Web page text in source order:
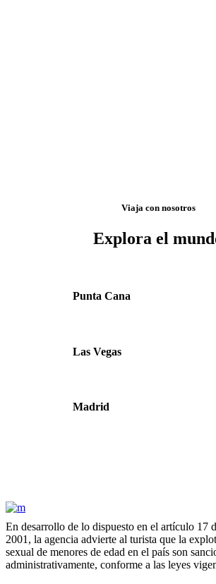
Viaja con nosotros
Explora el
Punta Cana
Las Vegas
Madrid
En desarrollo de lo dispuesto en el artículo 17
2001, la agencia advierte al turista que la
sexual de menores de edad en el país son
administrativamente, conforme a las leyes